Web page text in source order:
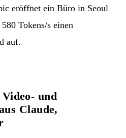
eröffnet ein Büro in Seoul
Tokens/s einen
auf.
und
Claude,